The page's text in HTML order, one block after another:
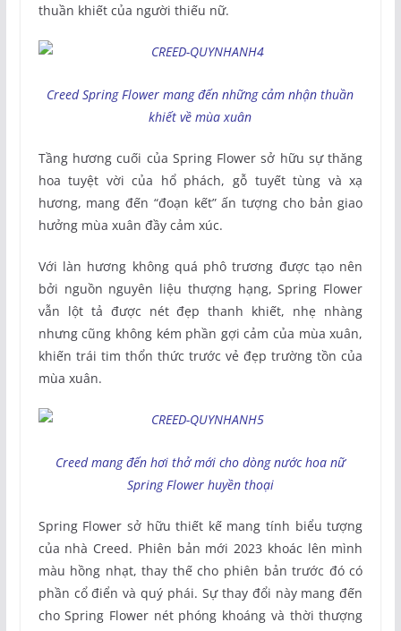
thuần khiết của người thiếu nữ.
Creed Spring Flower mang đến những cảm nhận thuần
khiết về mùa xuân
Tầng hương cuối của Spring Flower sở hữu sự thăng
hoa tuyệt vời của hổ phách, gỗ tuyết tùng và xạ
hương, mang đến “đoạn kết” ấn tượng cho bản giao
hưởng mùa xuân đầy cảm xúc.
Với làn hương không quá phô trương được tạo nên
bởi nguồn nguyên liệu thượng hạng, Spring Flower
vẫn lột tả được nét đẹp thanh khiết, nhẹ nhàng
nhưng cũng không kém phần gợi cảm của mùa xuân,
khiến trái tim thổn thức trước vẻ đẹp trường tồn của
mùa xuân.
Creed mang đến hơi thở mới cho dòng nước hoa nữ
Spring Flower huyền thoại
Spring Flower sở hữu thiết kế mang tính biểu tượng
của nhà Creed. Phiên bản mới 2023 khoác lên mình
màu hồng nhạt, thay thế cho phiên bản trước đó có
phần cổ điển và quý phái. Sự thay đổi này mang đến
cho Spring Flower nét phóng khoáng và thời thượng